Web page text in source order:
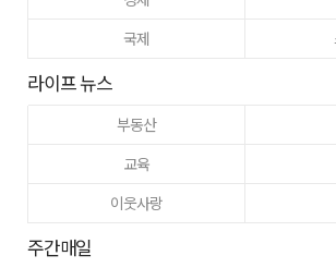
국제
라이프 뉴스
부동산
교육
이웃사랑
주간매일